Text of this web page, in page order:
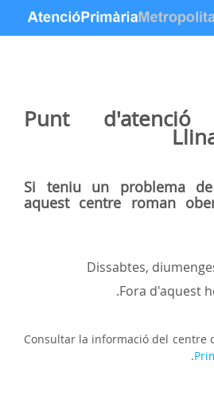
Punt d'atenció
Si teniu un problema
aquest centre roman
Dissabtes,
Fora d'aquest
.
Consultar la informació del centre
.